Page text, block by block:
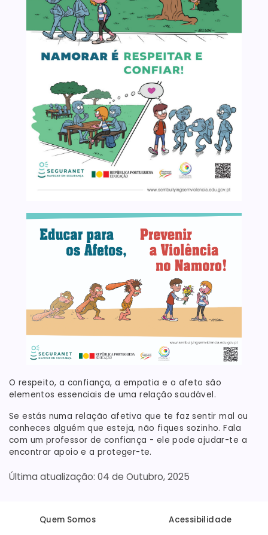
O respeito, a confiança, a empatia e o afeto são
elementos essenciais de uma relação saudável.
Se estás numa relação afetiva que te faz sentir mal ou
conheces alguém que esteja, não fiques sozinho. Fala
com um professor de confiança - ele pode ajudar-te a
encontrar apoio e a proteger-te.
04 de Outubro, 2025
Quem Somos Acessibilidade